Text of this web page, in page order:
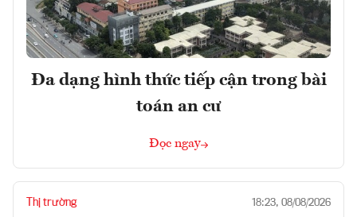
Đa dạng hình thức tiếp cận trong bài
toán an cư
Đọc ngay
Thị trường 18:23, 08/08/2026